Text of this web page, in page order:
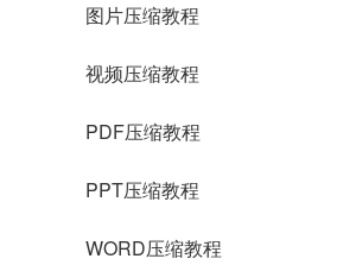
图片压缩教程
视频压缩教程
PDF压缩教程
PPT压缩教程
WORD压缩教程